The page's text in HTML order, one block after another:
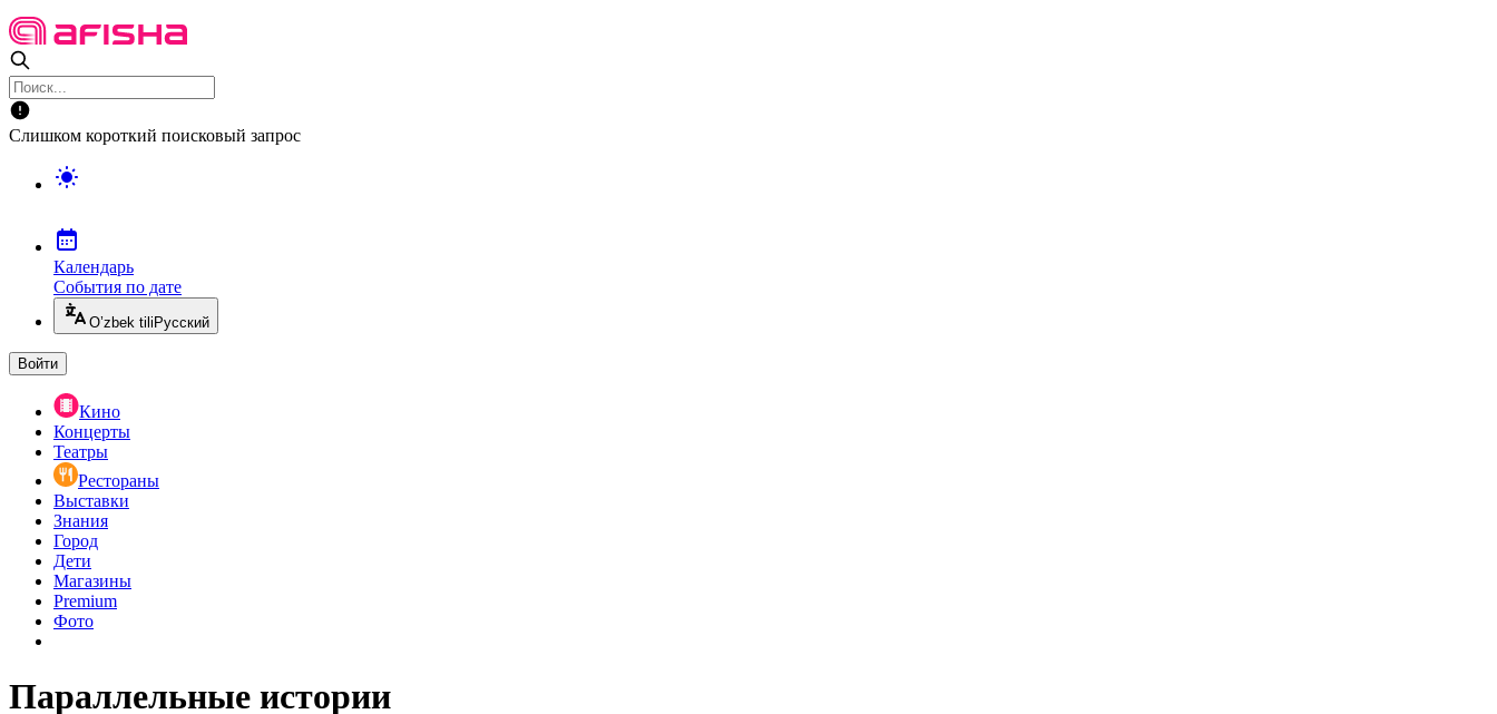
Слишком короткий поисковый запрос
Календарь
События по дате
O’zbek tili Русский
Войти
Кино
Концерты
Театры
Рестораны
Выставки
Знания
Город
Дети
Магазины
Premium
Фото
Параллельные истории